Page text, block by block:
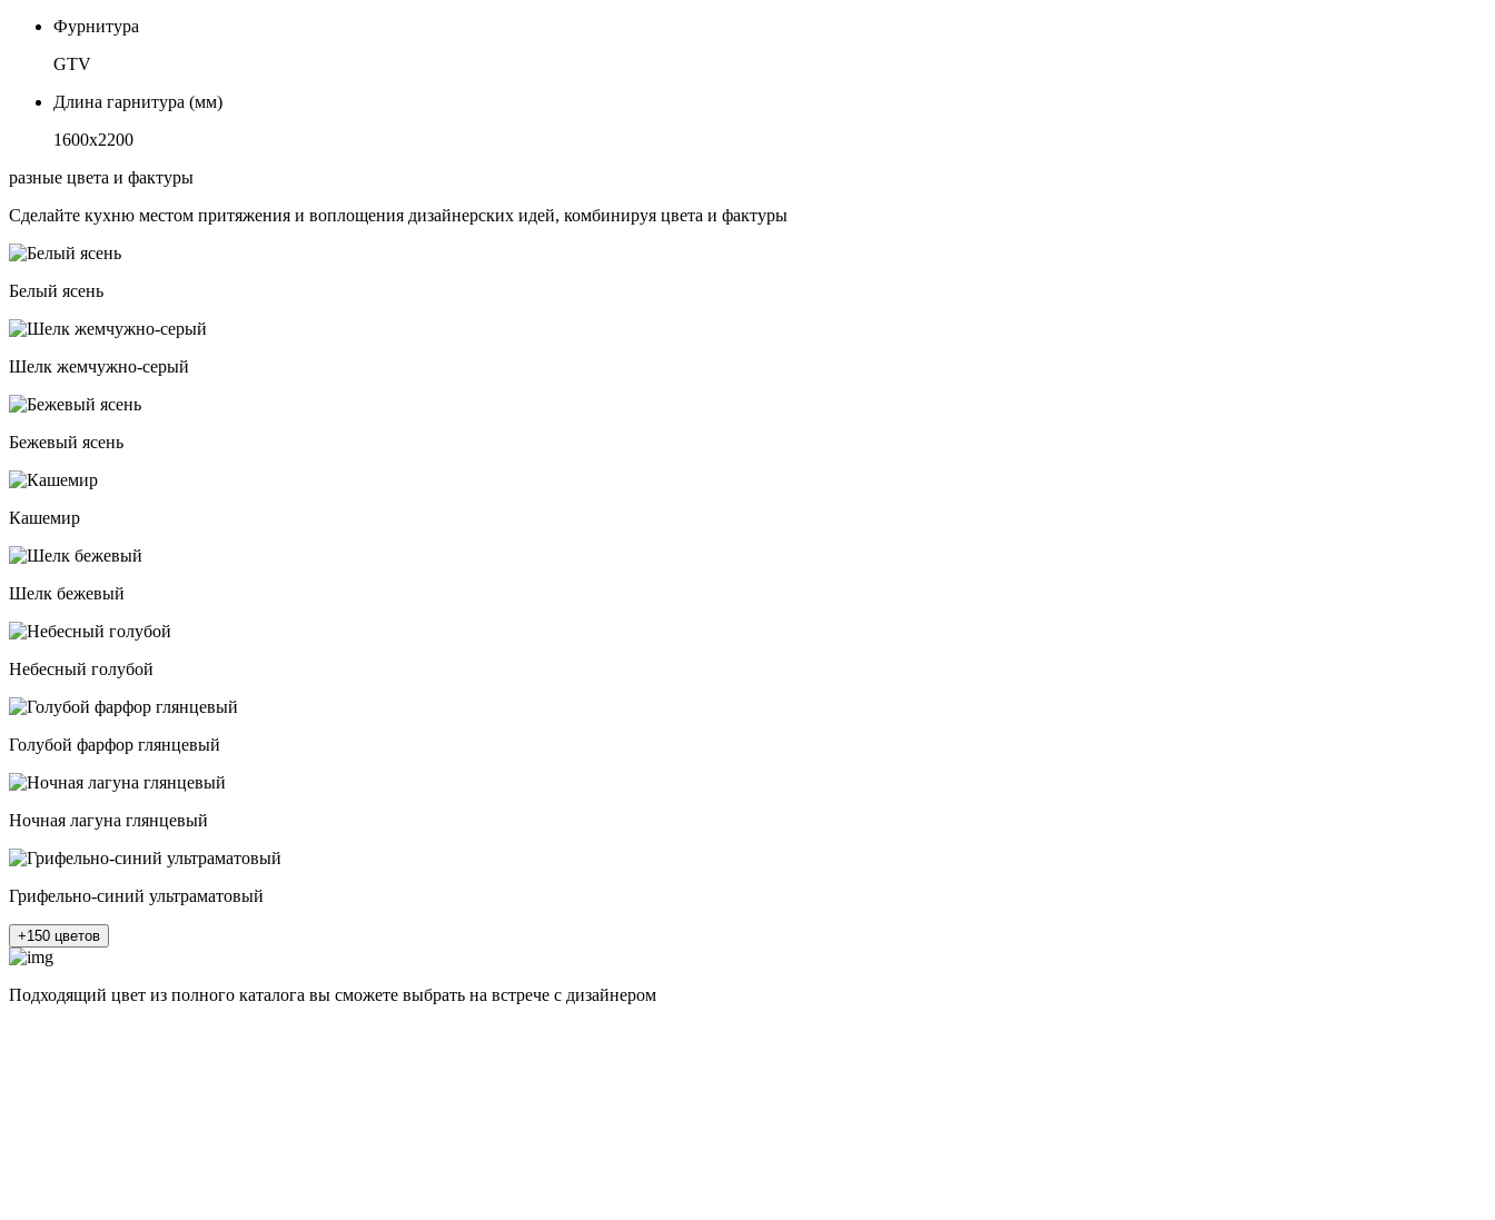
Фурнитура
GTV
Длина гарнитура (мм)
1600х2200
разные цвета и фактуры
Сделайте кухню местом притяжения и воплощения дизайнерских идей, комбинируя цвета и фактуры
Белый ясень
Шелк жемчужно-серый
Бежевый ясень
Кашемир
Шелк бежевый
Небесный голубой
Голубой фарфор глянцевый
Ночная лагуна глянцевый
Грифельно-синий ультраматовый
+150 цветов
Подходящий цвет из полного каталога вы сможете выбрать на встрече с дизайнером